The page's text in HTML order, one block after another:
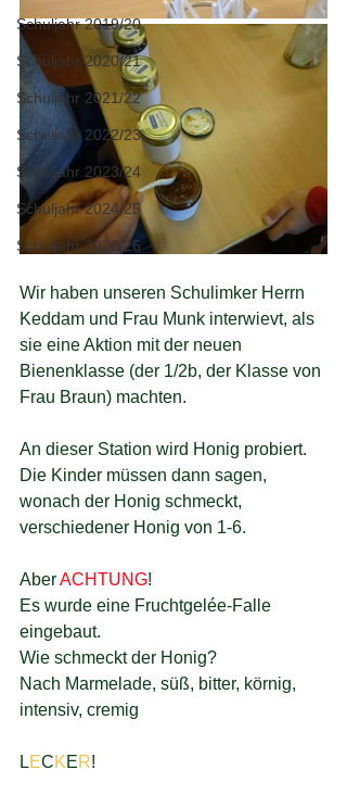
Schuljahr 2019/20
Schuljahr 2020/21
Schuljahr 2021/22
Schuljahr 2022/23
Schuljahr 2023/24
Schuljahr 2024/25
Schuljahr 2025/26
Wir haben unseren Schulimker Herrn
Keddam und Frau Munk interwievt, als
sie eine Aktion mit der neuen
Bienenklasse (der 1/2b, der Klasse von
Frau Braun) machten.
An dieser Station wird Honig probiert.
Die Kinder müssen dann sagen,
wonach der Honig schmeckt,
verschiedener Honig von 1-6.
Aber ACHTUNG!
Es wurde eine Fruchtgelée-Falle
eingebaut.
Wie schmeckt der Honig?
Nach Marmelade, süß, bitter, körnig,
intensiv, cremig
LECKER!